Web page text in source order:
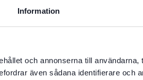
Information
och annonserna till användarna,
även sådana identifierare och
Bli först med att recensera